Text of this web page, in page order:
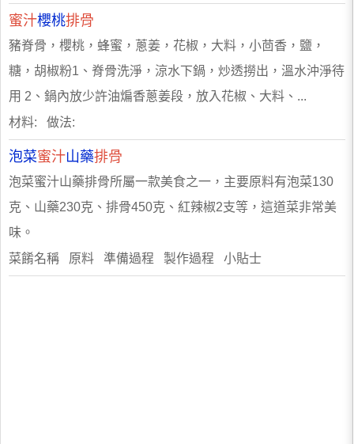
蜜汁櫻桃排骨
豬脊骨，櫻桃，蜂蜜，蔥姜，花椒，大料，小茴香，鹽，
糖，胡椒粉1、脊骨洗淨，涼水下鍋，炒透撈出，溫水沖淨待
用 2、鍋內放少許油煸香蔥姜段，放入花椒、大料、...
材料: 做法:
泡菜蜜汁山藥排骨
泡菜蜜汁山藥排骨所屬一款美食之一，主要原料有泡菜130
克、山藥230克、排骨450克、紅辣椒2支等，這道菜非常美
味。
菜餚名稱 原料 準備過程 製作過程 小貼士